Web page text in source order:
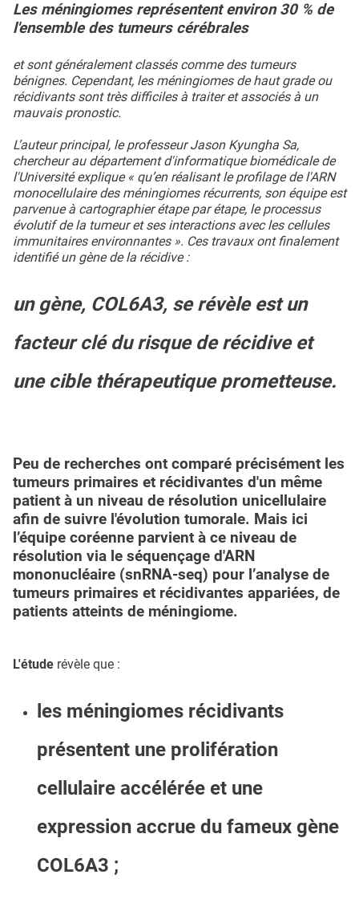
Les méningiomes représentent environ 30 % de
l'ensemble des tumeurs cérébrales
et sont généralement classés comme des tumeurs
bénignes. Cependant, les méningiomes de haut grade ou
récidivants sont très difficiles à traiter et associés à un
mauvais pronostic.
L’auteur principal, le professeur Jason Kyungha Sa,
chercheur au département d'informatique biomédicale de
l'Université explique « qu’en réalisant le profilage de l'ARN
monocellulaire des méningiomes récurrents, son équipe est
parvenue à cartographier étape par étape, le processus
évolutif de la tumeur et ses interactions avec les cellules
immunitaires environnantes ». Ces travaux ont finalement
identifié un gène de la récidive :
un gène, COL6A3, se révèle est un
facteur clé du risque de récidive et
une cible thérapeutique prometteuse.
Peu de recherches ont comparé précisément les
tumeurs primaires et récidivantes d'un même
patient à un niveau de résolution unicellulaire
afin de suivre l'évolution tumorale. Mais ici
l’équipe coréenne parvient à ce niveau de
résolution via le séquençage d'ARN
mononucléaire (snRNA-seq) pour l’analyse de
tumeurs primaires et récidivantes appariées, de
patients atteints de méningiome.
L'étude révèle que :
les méningiomes récidivants
présentent une prolifération
cellulaire accélérée et une
expression accrue du fameux gène
COL6A3 ;